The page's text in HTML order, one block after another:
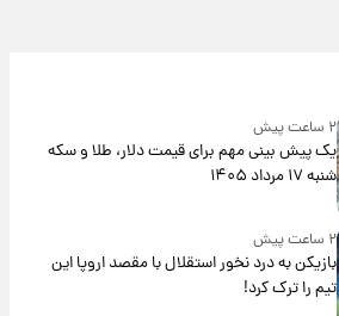
۲ ساعت پیش
یک پیش ‌بینی مهم برای قیمت دلار، طلا و سکه
شنبه ۱۷ مرداد ۱۴۰۵
۲ ساعت پیش
بازیکن به درد نخور استقلال با مقصد اروپا این
تیم را ترک کرد!